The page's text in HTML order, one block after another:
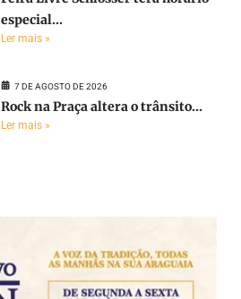
especial...
Ler mais »
7 DE AGOSTO DE 2026
Rock na Praça altera o trânsito...
Ler mais »